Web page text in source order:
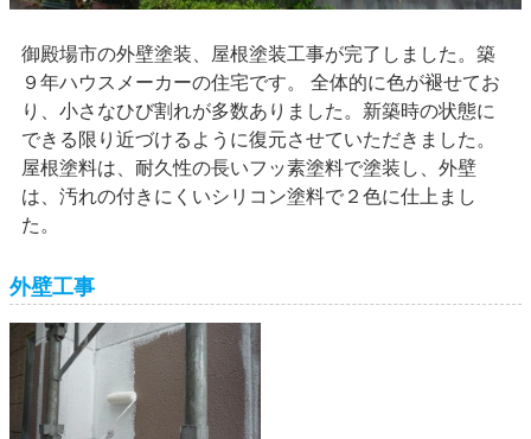
御殿場市の外壁塗装、屋根塗装工事が完了しました。築
９年ハウスメーカーの住宅です。 全体的に色が褪せてお
り、小さなひび割れが多数ありました。新築時の状態に
できる限り近づけるように復元させていただきました。
屋根塗料は、耐久性の長いフッ素塗料で塗装し、外壁
は、汚れの付きにくいシリコン塗料で２色に仕上まし
た。
外壁工事